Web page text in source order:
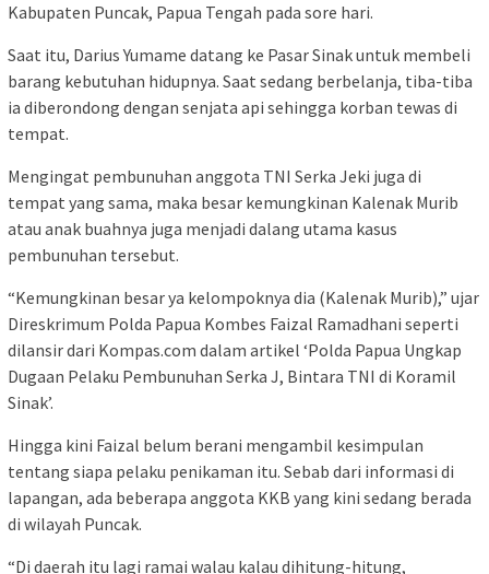
Kabupaten Puncak, Papua Tengah pada sore hari.
Saat itu, Darius Yumame datang ke Pasar Sinak untuk membeli
barang kebutuhan hidupnya. Saat sedang berbelanja, tiba-tiba
ia diberondong dengan senjata api sehingga korban tewas di
tempat.
Mengingat pembunuhan anggota TNI Serka Jeki juga di
tempat yang sama, maka besar kemungkinan Kalenak Murib
atau anak buahnya juga menjadi dalang utama kasus
pembunuhan tersebut.
“Kemungkinan besar ya kelompoknya dia (Kalenak Murib),” ujar
Direskrimum Polda Papua Kombes Faizal Ramadhani seperti
dilansir dari Kompas.com dalam artikel ‘Polda Papua Ungkap
Dugaan Pelaku Pembunuhan Serka J, Bintara TNI di Koramil
Sinak’.
Hingga kini Faizal belum berani mengambil kesimpulan
tentang siapa pelaku penikaman itu. Sebab dari informasi di
lapangan, ada beberapa anggota KKB yang kini sedang berada
di wilayah Puncak.
“Di daerah itu lagi ramai walau kalau dihitung-hitung,